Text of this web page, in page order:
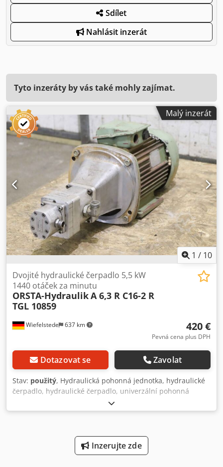
Sdílet
Nahlásit inzerát
Tyto inzeráty by vás také mohly zajímat.
Malý inzerát
1 / 10
Wiefelstede 637 km
Dvojité hydraulické čerpadlo 5,5 kW
1440 otáček za minutu
ORSTA-HydraulikA 6,3 R C16-2 R
TGL 10859
420 €
Pevná cena plus DPH
Dotazovat se Zavolat
Stav: použitý, Hydraulická pohonná jednotka, hydraulické
čerpadlo, hydraulické čerpadlo, univerzální pohonná
jednotka, zubové čerpadlo, dvojité hydraulické čerpadlo
Credpjibd S Rjfx Alfsf -Výrobce: Orsta, dvojité hydraulické
rozměry: 725/250/H290 mm -Hmotnost: 65 kg
Inzerujte zde